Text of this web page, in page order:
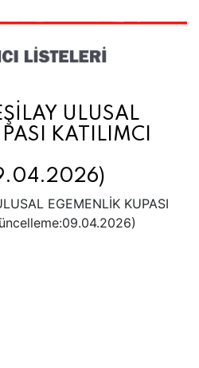
ULUSAL
KATILIMCI
EGEMENLİK KUPASI